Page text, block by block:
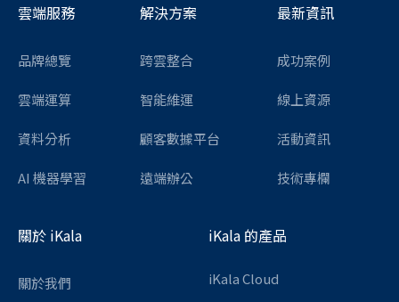
雲端服務
品牌總覽
雲端運算
資料分析
AI 機器學習
解決方案
跨雲整合
智能維運
顧客數據平台
遠端辦公
最新資訊
成功案例
線上資源
活動資訊
技術專欄
關於 iKala
關於我們
iKala 的產品
iKala Cloud